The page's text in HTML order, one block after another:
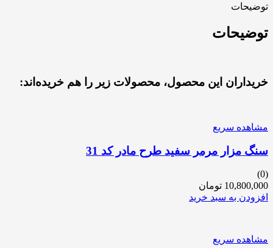
توضیحات
توضیحات
خریداران این محصول، محصولات زیر را هم خریده‌اند:
مشاهده سریع
سنگ مزار مرمر سفید طرح مادر کد 31
(0)
10,800,000 تومان
افزودن به سبد خرید
مشاهده سریع